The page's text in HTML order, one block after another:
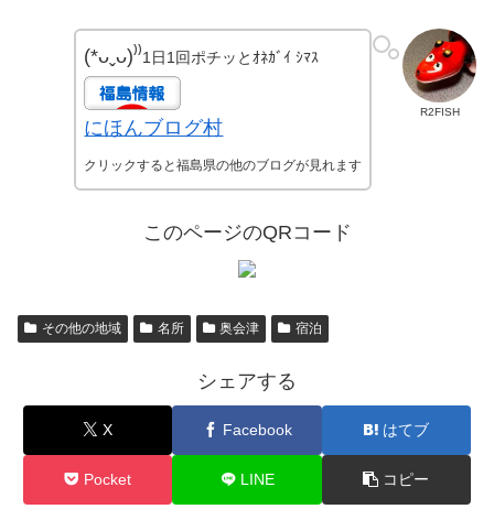
R2FISH
(*ᴗˬᴗ)⁾⁾1日1回ポチッとｵﾈｶﾞｲ ｼﾏｽ
にほんブログ村
クリックすると福島県の他のブログが見れます
このページのQRコード
その他の地域 名所 奥会津 宿泊
シェアする
X Facebook はてブ
Pocket LINE コピー